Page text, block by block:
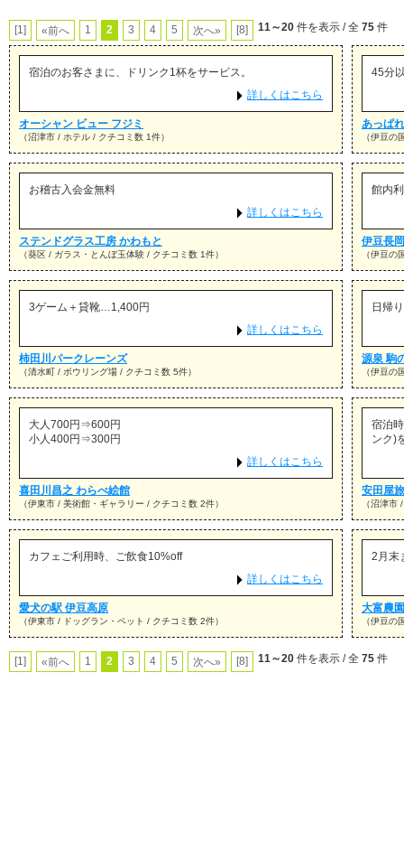
[1] «前へ 1 2 3 4 5 次へ» [8] 11～20 件を表示 / 全 75 件
宿泊のお客さまに、ドリンク1杯をサービス。
詳しくはこちら
オーシャン ビュー フジミ
（沼津市 / ホテル / クチコミ数 1件）
45分
あっぱ
（伊豆
お稽古入会金無料
詳しくはこちら
ステンドグラス工房 かわもと
（葵区 / ガラス・とんぼ玉体験 / クチコミ数 1件）
館内
伊豆長
（伊豆の
3ゲーム＋貸靴…1,400円
詳しくはこちら
柿田川パークレーンズ
（清水町 / ボウリング場 / クチコミ数 5件）
日帰
源泉 駒
（伊豆の
大人700円⇒600円
小人400円⇒300円
詳しくはこちら
喜田川昌之 わらべ絵館
（伊東市 / 美術館・ギャラリー / クチコミ数 2件）
宿泊
ンク)
安田屋
（沼津市
カフェご利用時、ご飲食10%off
詳しくはこちら
愛犬の駅 伊豆高原
（伊東市 / ドッグラン・ペット / クチコミ数 2件）
2月末
大富農園
（伊豆の
[1] «前へ 1 2 3 4 5 次へ» [8] 11～20 件を表示 / 全 75 件